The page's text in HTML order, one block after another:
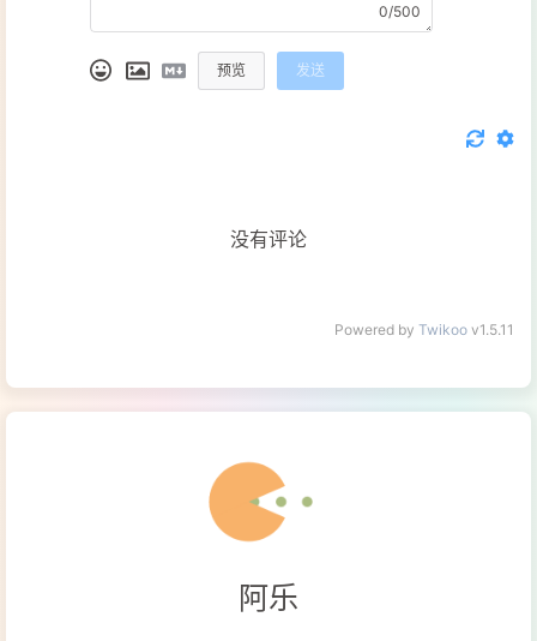
0/500
预览 发送
没有评论
Powered by Twikoo v1.5.11
阿乐